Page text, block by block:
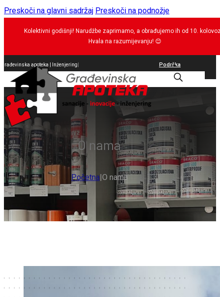
Preskoči na glavni sadržaj Preskoči na podnožje
Kolektivni godišnji! Narudžbe zaprimamo, a obrađujemo ih od 10.
Hvala na razumijevanju! 😊
Građevinska apoteka | brtvila| Podrška
O nama
Početna| O nama